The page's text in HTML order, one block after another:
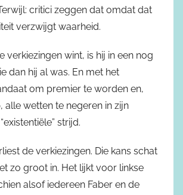
critici zeggen dat omdat dat
verzwijgt waarheid.
verkiezingen wint, is hij in een nog
dan hij al was. En met het
om premier te worden en,
alle wetten te negeren in zijn
strijd.
de verkiezingen. Die kans schat
zo groot in. Het lijkt voor linkse
alsof iedereen Faber en de